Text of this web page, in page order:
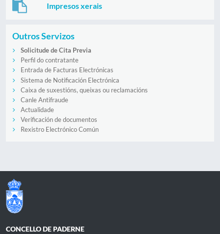
Impresos xerais
Outros Servizos
Solicitude de Cita Previa
Perfil do contratante
Entrada de Facturas Electrónicas
Sistema de Notificación Electrónica
Caixa de suxestións, queixas ou reclamacións
Canle Antifraude
Actualidade
Verificación de documentos
Rexistro Electrónico Común
CONCELLO DE PADERNE